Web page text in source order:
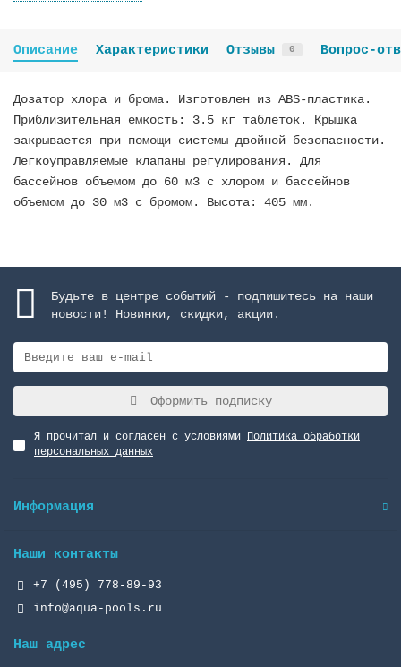
Описание Характеристики Отзывы 0 Вопрос-
Дозатор хлора и брома. Изготовлен из ABS-пластика.
Приблизительная емкость: 3.5 кг таблеток. Крышка
закрывается при помощи системы двойной безопасности.
Легкоуправляемые клапаны регулирования. Для
бассейнов объемом до 60 м3 с хлором и бассейнов
объемом до 30 м3 с бромом. Высота: 405 мм.
Будьте в центре событий - подпишитесь на наши
новости! Новинки, скидки, акции.
Оформить подписку
Я прочитал и согласен с условиями Политика обработки
персональных данных
Информация
Наши контакты
+7 (495) 778-89-93
info@aqua-pools.ru
Наш адрес